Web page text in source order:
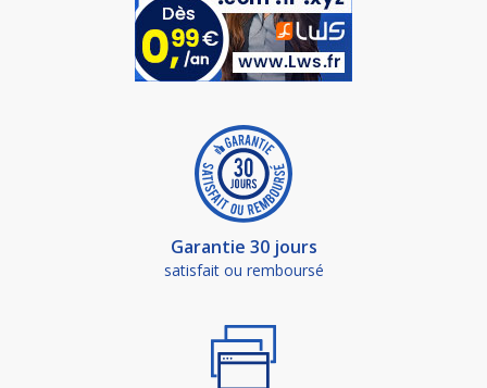
Garantie 30 jours
satisfait ou remboursé